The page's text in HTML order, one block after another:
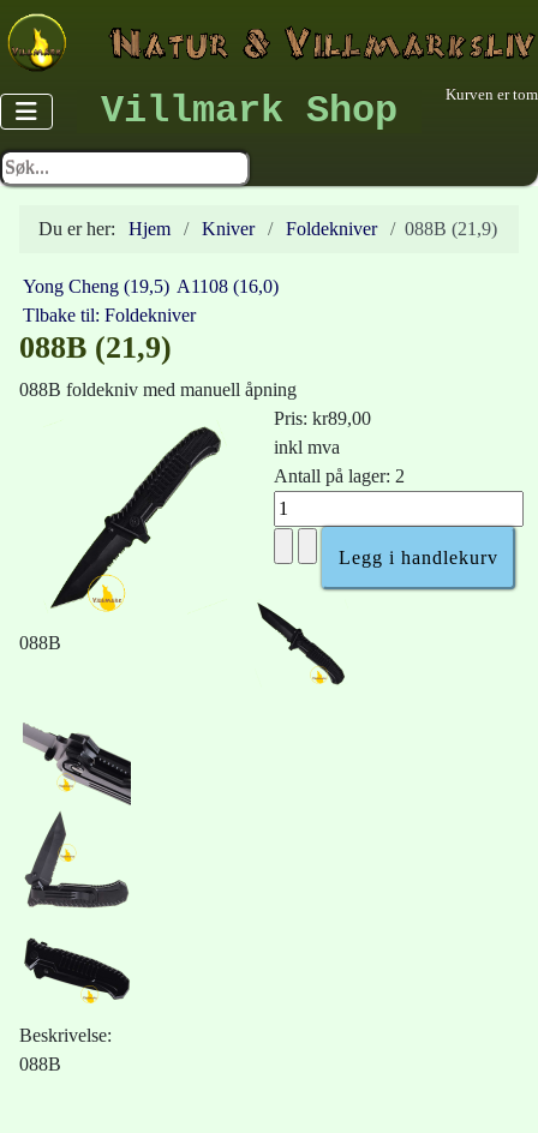
Villmark Shop Kurven er tom
Du er her: Hjem Kniver Foldekniver 088B (21,9)
Yong Cheng (19,5) A1108 (16,0)
Tlbake til: Foldekniver
088B (21,9)
088B foldekniv med manuell åpning
088B
Pris:kr89,00
inkl mva
Antall på lager: 2
Beskrivelse:
088B